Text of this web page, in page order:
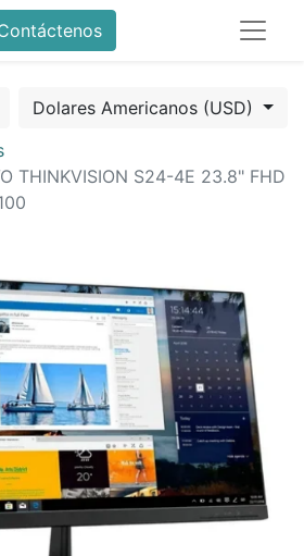
Dolares Americanos (USD)
THINKVISION S24-4E 23.8" FHD